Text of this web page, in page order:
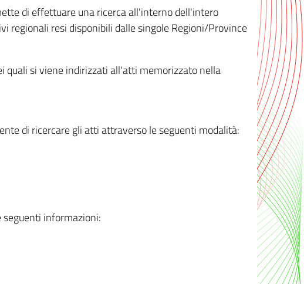
di effettuare una ricerca all'interno dell'intero
regionali resi disponibili dalle singole Regioni/Province
quali si viene indirizzati all'atti memorizzato nella
di ricercare gli atti attraverso le seguenti modalità:
informazioni: